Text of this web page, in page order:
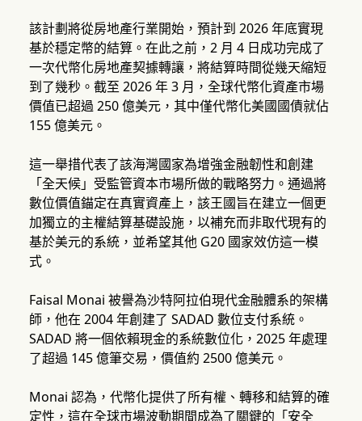
該計劃將從房地產行業開始，預計到 2026 年底實現
基於穩定幣的結算。在此之前，2 月 4 日成功完成了
一次代幣化房地產契據轉讓，將結算時間從幾天縮短
到了幾秒。截至 2026 年 3 月，全球代幣化資產市場
價值已超過 250 億美元，其中僅代幣化美國國債就佔
155 億美元。
這一舉措代表了該海灣國家為增強金融韌性和創建
「全天候」受監管資本市場所做的戰略努力。通過將
數位價值錨定在真實資產上，該王國旨在建立一個更
加獨立的主權結算基礎設施，以補充而非取代現有的
基於美元的系統，並希望其他 G20 國家效仿這一模
式。
Faisal Monai 被譽為沙特阿拉伯現代金融體系的架構
師，他在 2004 年創建了 SADAD 數位支付系統。
SADAD 將一個依賴現金的系統數位化，2025 年處理
了超過 145 億筆交易，價值約 2500 億美元。
Monai 認為，代幣化提供了所有權、轉移和結算的確
定性，這在全球市場波動期間成為了關鍵的「安全